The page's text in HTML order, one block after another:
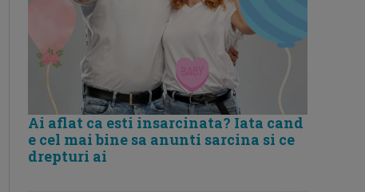
Ai aflat ca esti insarcinata? Iata cand
e cel mai bine sa anunti sarcina si ce
drepturi ai